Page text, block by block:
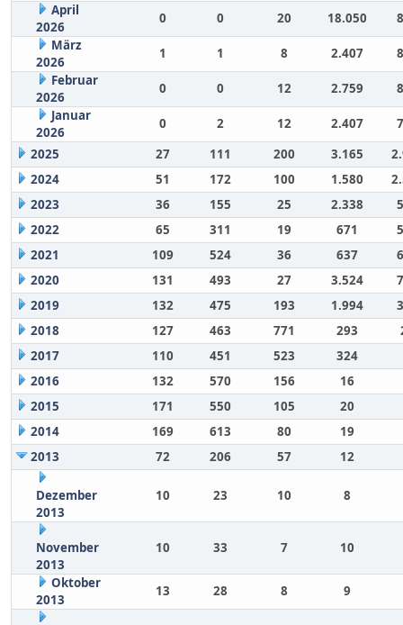
April
2026
0 0 20 18.050
März
2026
1 1 8 2.407
Februar
2026
0 0 12 2.759
Januar
2026
0 2 12 2.407
2025
27 111 200 3.165
2024
51 172 100 1.580
2023
36 155 25 2.338
2022
65 311 19 671
2021
109 524 36 637
2020
131 493 27 3.524
2019
132 475 193 1.994
2018
127 463 771 293
2017
110 451 523
324
2016
132 570 156
16
2015
171 550 105
20
2014
169 613 80
19
2013
72 206 57 12
Dezember
2013
10 23 10 8
November
2013
10 33 7 10
Oktober
2013
13 28 8 9